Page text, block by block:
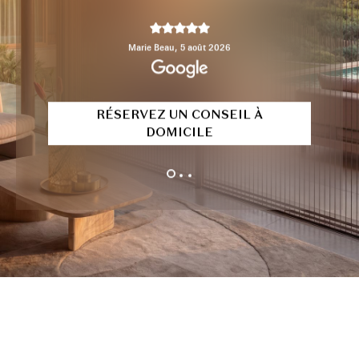
RÉSERVEZ UN CONSEIL À
DOMICILE